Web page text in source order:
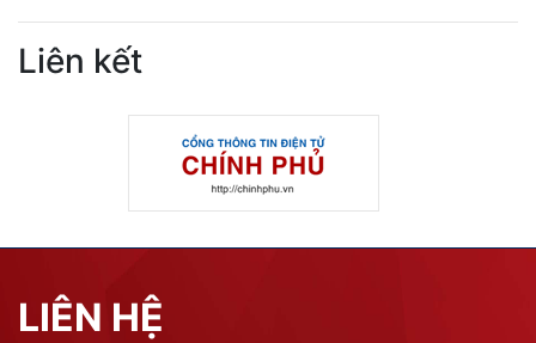
Liên kết
LIÊN HỆ